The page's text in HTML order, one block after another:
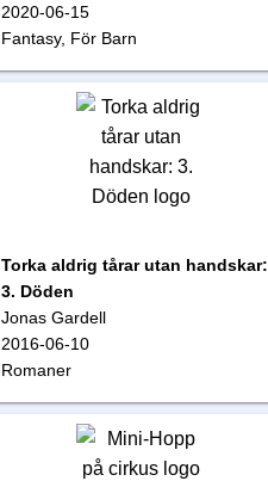
2020-06-15
Fantasy, För Barn
Torka aldrig tårar utan handskar:
3. Döden
Jonas Gardell
2016-06-10
Romaner